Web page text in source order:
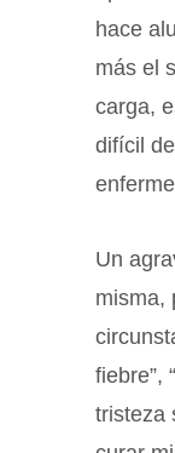
hace
más el
carga,
difícil
Un
misma,
fiebre”,
tristeza